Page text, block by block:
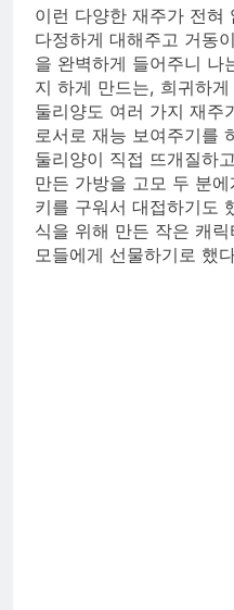
이런 다양한 재주가 전혀
다정하게 대해주고 거동
을 완벽하게 들어주니 나
지 하게 만드는, 희귀하
둘리양도 여러 가지 재주
로서로 재능 보여주기를
둘리양이 직접 뜨개질하
만든 가방을 고모 두 분
키를 구워서 대접하기도
식을 위해 만든 작은 캐
모들에게 선물하기로 했